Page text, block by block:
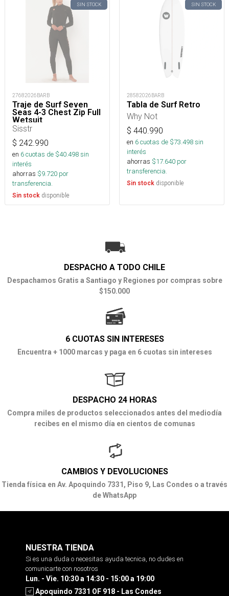
SIN STOCK
27682026BARB
Traje de Surf Seven
Seas 4-3 Chest Zip Full
Wetsuit
Sisstr
$ 242.990
en 6cuotas de $40.498sin
interés
ahorras $9.720 por
transferencia.
Sin stock disponible
SIN STOCK
28582026BARB
Tabla de Surf Retro
Why Not
$ 440.990
en 6cuotas de $73.498sin
interés
ahorras $17.640 por
transferencia.
Sin stock disponible
DESPACHO A TODO CHILE
Despachamos Gratis a Santiago y Regiones por compras sobre
$150.000
6 CUOTAS SIN INTERESES
Encuentra + 1000 marcas y paga en 6 cuotas sin intereses
DESPACHO 24 HORAS
Compra miles de productos seleccionados antes del mediodía
recibes en el mismo día en cientos de comunas
CAMBIOS Y DEVOLUCIONES
Tienda física en Av. Apoquindo 7331, Piso 9, Las Condes o a través
de WhatsApp
NUESTRA TIENDA
Si es una duda o necesitas ayuda tecnica, no dudes en
comunicarte con nosotros
Lun. - Vie. 10:30 a 14:30 - 15:00 a 19:00
Apoquindo 7331 OF 918 - Las Condes